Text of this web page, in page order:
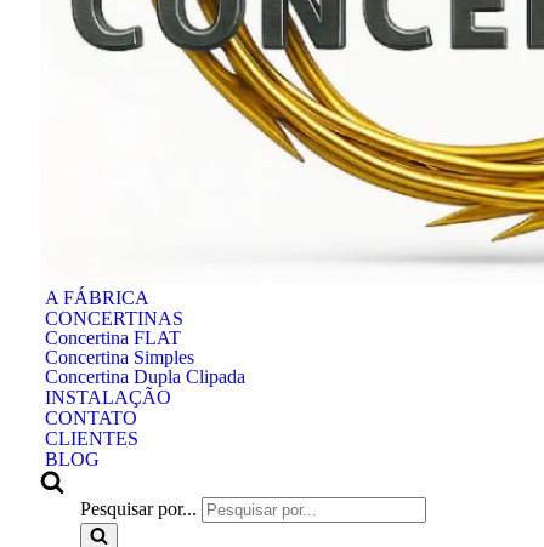
A FÁBRICA
CONCERTINAS
Concertina FLAT
Concertina Simples
Concertina Dupla Clipada
INSTALAÇÃO
CONTATO
CLIENTES
BLOG
Pesquisar por...